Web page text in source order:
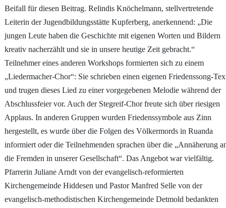
Beifall für diesen Beitrag. Relindis Knöchelmann, stellvertretende
Leiterin der Jugendbildungsstätte Kupferberg, anerkennend: „Die
jungen Leute haben die Geschichte mit eigenen Worten und Bildern
kreativ nacherzählt und sie in unsere heutige Zeit gebracht.“
Teilnehmer eines anderen Workshops formierten sich zu einem
„Liedermacher-Chor“: Sie schrieben einen eigenen Friedenssong-
und trugen dieses Lied zu einer vorgegebenen Melodie während der
Abschlussfeier vor. Auch der Stegreif-Chor freute sich über riesigen
Applaus. In anderen Gruppen wurden Friedenssymbole aus Zinn
hergestellt, es wurde über die Folgen des Völkermords in Ruanda
informiert oder die Teilnehmenden sprachen über die „Annäherung
die Fremden in unserer Gesellschaft“. Das Angebot war vielfältig.
Pfarrerin Juliane Arndt von der evangelisch-reformierten
Kirchengemeinde Hiddesen und Pastor Manfred Selle von der
evangelisch-methodistischen Kirchengemeinde Detmold bedankten